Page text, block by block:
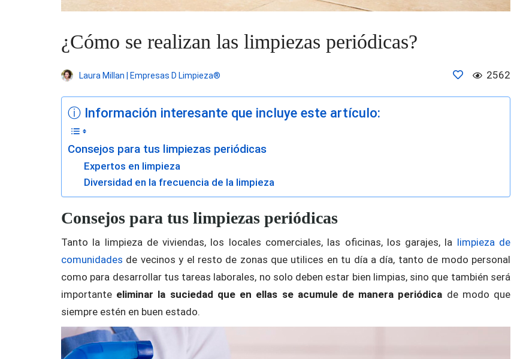
¿Cómo se realizan las limpiezas periódicas?
Laura Millan | Empresas D Limpieza® 2562
ⓘ Información interesante que incluye este artículo:
Consejos para tus limpiezas periódicas
Expertos en limpieza
Diversidad en la frecuencia de la limpieza
Consejos para tus limpiezas periódicas
Tanto la limpieza de viviendas, los locales comerciales, las oficinas, los garajes, la limpieza de
comunidades de vecinos y el resto de zonas que utilices en tu día a día, tanto de modo personal
como para desarrollar tus tareas laborales, no solo deben estar bien limpias, sino que también será
importante eliminar la suciedad que en ellas se acumule de manera periódica de modo que
siempre estén en buen estado.